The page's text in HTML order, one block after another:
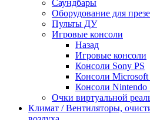
Саундбары
Оборудование для
Пульты ДУ
Игровые консоли
Назад
Игровые консоли
Консоли Sony PS
Консоли
Консоли Nintendo
Очки виртуальной
Климат / Вентиляторы,